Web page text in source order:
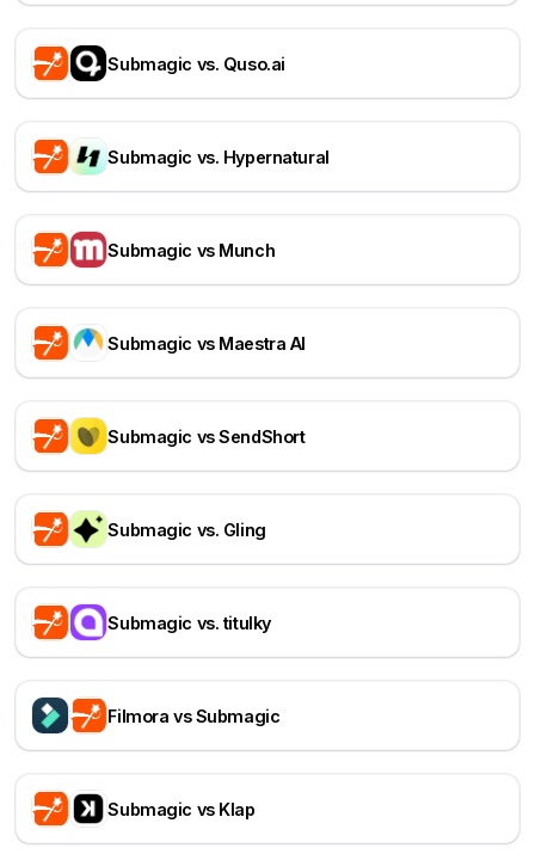
Submagic vs. Quso.ai
Submagic vs. Hypernatural
Submagic vs Munch
Submagic vs Maestra AI
Submagic vs SendShort
Submagic vs. Gling
Submagic vs. titulky
Filmora vs Submagic
Submagic vs Klap